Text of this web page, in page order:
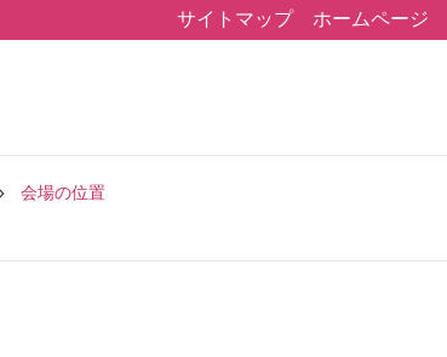
サイトマップ ホームページ
会場の位置